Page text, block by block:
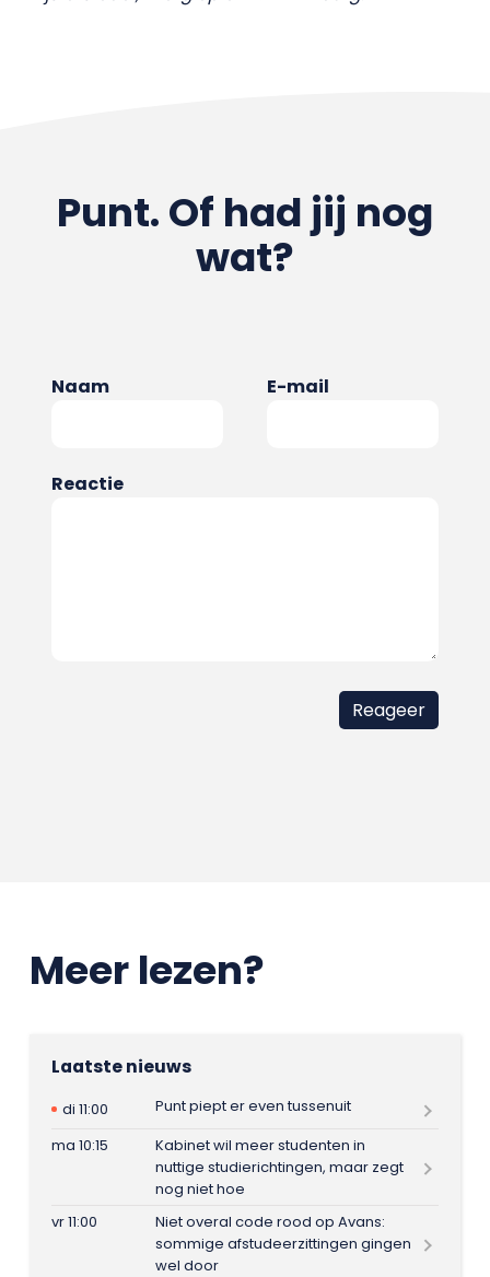
Punt. Of had jij nog
wat?
Naam E-mail
Reactie
Meer lezen?
Laatste nieuws
di 11:00
Punt piept er even tussenuit
ma 10:15
Kabinet wil meer studenten in
nuttige studierichtingen, maar zegt
nog niet hoe
vr 11:00
Niet overal code rood op Avans:
sommige afstudeerzittingen gingen
wel door